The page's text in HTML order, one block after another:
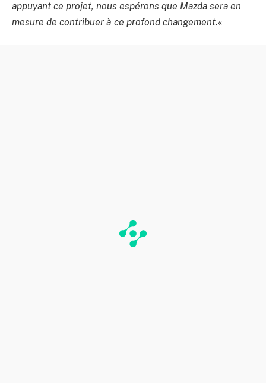
appuyant ce projet, nous espérons que Mazda sera en
mesure de contribuer à ce profond changement.«